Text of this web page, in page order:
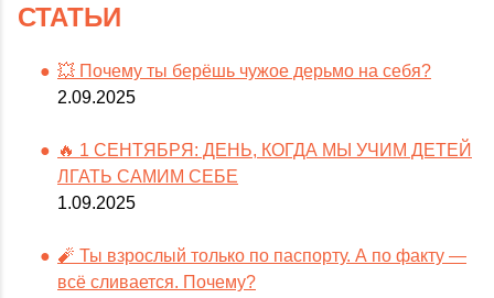
СТАТЬИ
💥 Почему ты берёшь чужое дерьмо на себя?
2.09.2025
🔥 1 СЕНТЯБРЯ: ДЕНЬ, КОГДА МЫ УЧИМ ДЕТЕЙ
ЛГАТЬ САМИМ СЕБЕ
1.09.2025
🧨 Ты взрослый только по паспорту. А по факту —
всё сливается. Почему?